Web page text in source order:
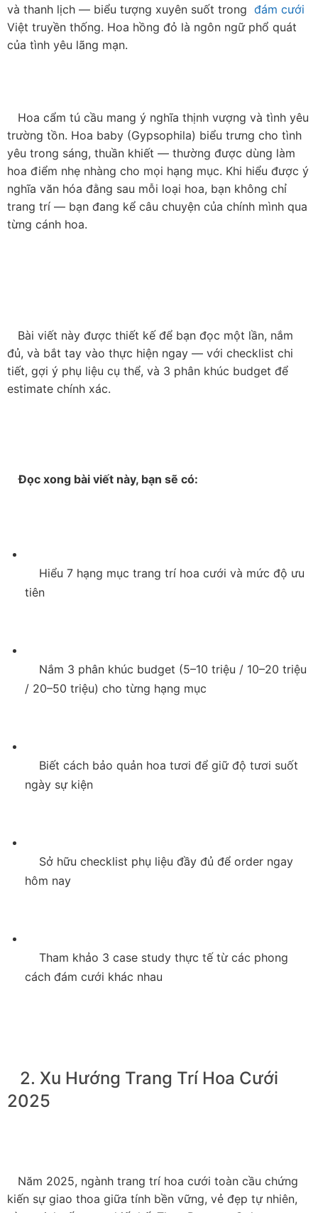
và thanh lịch — biểu tượng xuyên suốt trong đám cưới
Việt truyền thống. Hoa hồng đỏ là ngôn ngữ phổ quát
của tình yêu lãng mạn.
trường tồn. Hoa baby (Gypsophila) biểu trưng cho tình
yêu trong sáng, thuần khiết — thường được dùng làm
hoa điểm nhẹ nhàng cho mọi hạng mục. Khi hiểu được ý
nghĩa văn hóa đằng sau mỗi loại hoa, bạn không chỉ
trang trí — bạn đang kể câu chuyện của chính mình qua
từng cánh hoa.
đủ, và bắt tay vào thực hiện ngay — với checklist chi
tiết, gợi ý phụ liệu cụ thể, và 3 phân khúc budget để
estimate chính xác.
    Đọc xong bài viết này, bạn sẽ có:
tiên
/ 20–50 triệu) cho từng hạng mục
ngày sự kiện
hôm nay
cách đám cưới khác nhau
2025
kiến sự giao thoa giữa tính bền vững, vẻ đẹp tự nhiên,